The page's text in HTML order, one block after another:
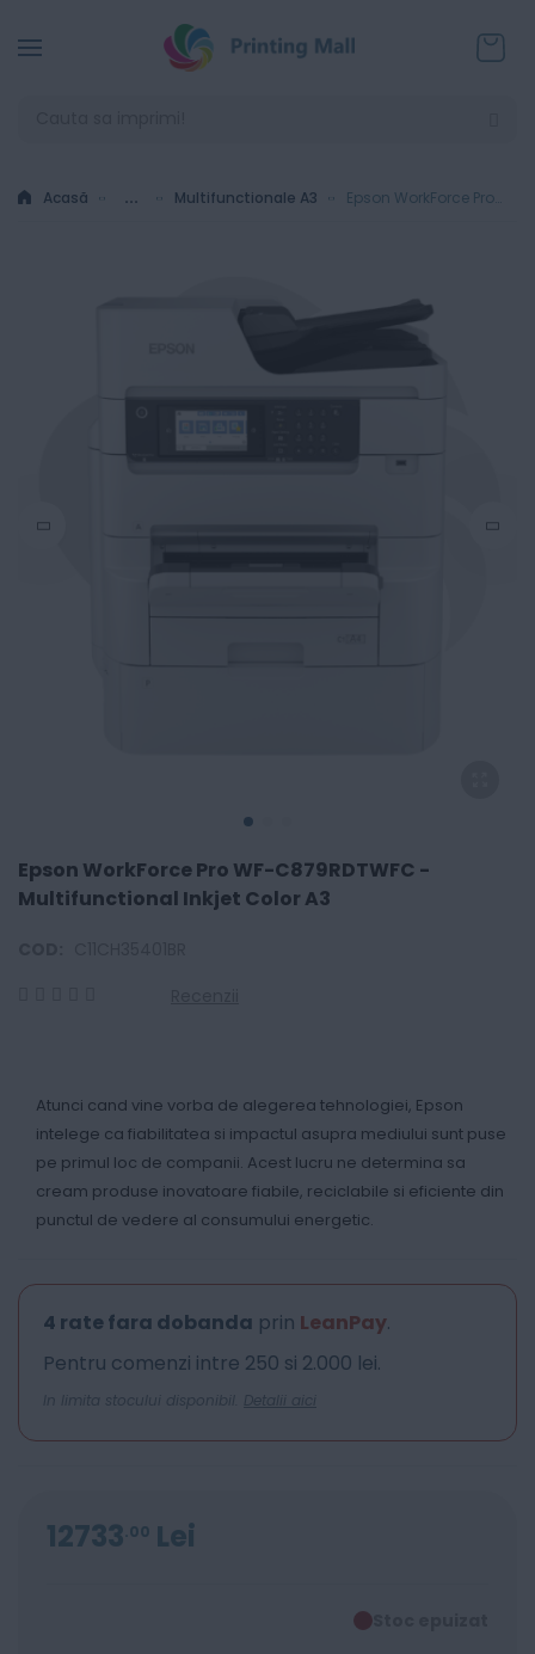
Acasă ... Multifunctionale A3
Epson WorkForce Pro WF-C879RDTWFC -
Multifunctional Inkjet Color A3
Atunci cand vine vorba de alegerea tehnologiei, Epson
intelege ca fiabilitatea si impactul asupra mediului sunt puse
pe primul loc de companii. Acest lucru ne determina sa
cream produse inovatoare fiabile, reciclabile si eficiente din
punctul de vedere al consumului energetic.
4 rate fara dobanda prin LeanPay.
Pentru comenzi intre 250 si 2.000 lei.
In limita stocului disponibil. Detalii aici
12733 00 Lei